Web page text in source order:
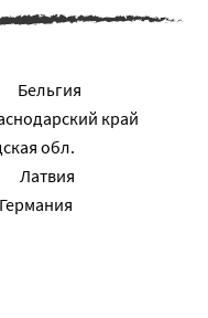
Бельгия
край
обл.
Латвия
Германия